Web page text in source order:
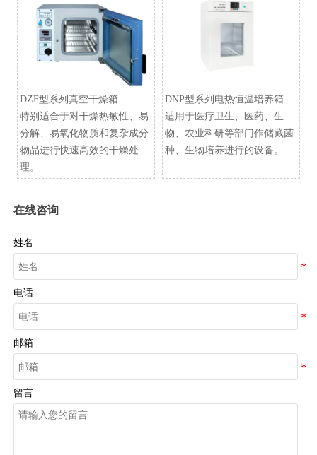
DZF型系列真空干燥箱
特别适合于对干燥热敏性、易
分解、易氧化物质和复杂成分
物品进行快速高效的干燥处
理。
​DNP型系列电热恒温培养箱
适用于医疗卫生、医药、生
物、农业科研等部门作储藏菌
种、生物培养进行的设备。
在线咨询
姓名
电话
邮箱
留言